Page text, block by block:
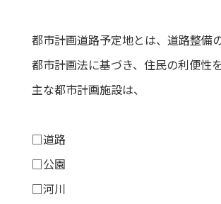
都市計画道路予定地とは、道路整備
都市計画法に基づき、住民の利便性
主な都市計画施設は、
□道路
□公園
□河川